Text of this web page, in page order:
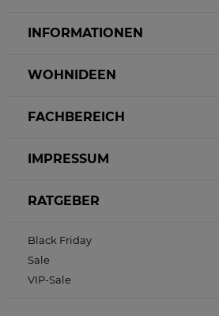
EIN GRATIS-GESCHENK
INFORMATIONEN
WOHNIDEEN
FACHBEREICH
IMPRESSUM
RATGEBER
Black Friday
Sale
VIP-Sale